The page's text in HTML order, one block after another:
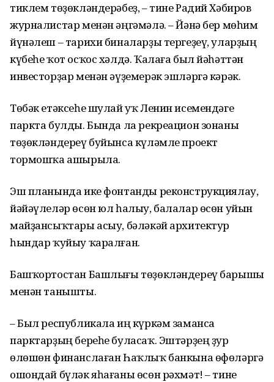
тиклем төҙөкләндерәбеҙ, – тине Радий Хәбиров
журналистар менән әңгәмәлә. – Йәнә бер мөһим
йүнәлеш – тарихи биналарҙы тергеҙеү, уларҙың
күбеһе ҡот осҡос хәлдә. Ҡалаға был йәһәттән
инвесторҙар менән әүҙемерәк эшләргә кәрәк.
Төбәк етәксеһе шулай уҡ Ленин исемендәге
паркта булды. Бында ла рекреацион зонаны
төҙөкләндереү буйынса күләмле проект
тормошҡа ашырыла.
Эш планында ике фонтанды реконструкциялау,
йәйәүлеләр өсөн юл һалыу, балалар өсөн уйын
майҙансыҡтары асыу, бәләкәй архитектур
һындар ҡуйыу ҡаралған.
Башҡортостан Башлығы төҙөкләндереү барышы
менән танышты.
– Был республикала иң күркәм заманса
парктарҙың береһе буласаҡ. Эштәрҙең ҙур
өлөшөн финанслаған Һаҡлыҡ банкына өфөләргә
ошондай бүләк яһағаны өсөн рәхмәт! – тине